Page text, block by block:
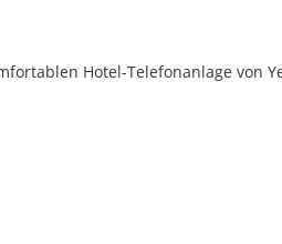
Hotel-Telefonanlage von